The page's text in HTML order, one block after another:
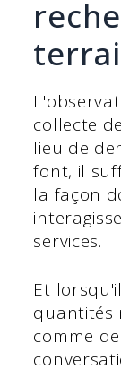
collecte
lieu de
font, il
la façon
services.
Et
quantités
comme